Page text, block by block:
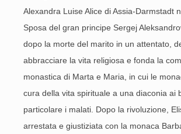
Alexandra Luise Alice di Assia-Darmstadt
Sposa del gran principe Sergej
dopo la morte del marito in un attentato,
abbracciare la vita religiosa e fonda la
monastica di Marta e Maria, in cui le
cura della vita spirituale a una diaconia ai
particolare i malati. Dopo la rivoluzione,
arrestata e giustiziata con la monaca